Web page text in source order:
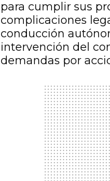
para cumplir sus
complicaciones
conducción
intervención del
demandas por